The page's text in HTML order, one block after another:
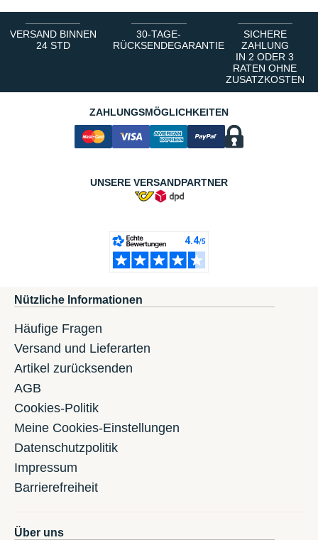
VERSAND BINNEN
24 STD
30-TAGE-
RÜCKSENDEGARANTIE
SICHERE
ZAHLUNG
IN 2 ODER 3
RATEN OHNE
ZUSATZKOSTEN
ZAHLUNGSMÖGLICHKEITEN
UNSERE VERSANDPARTNER
Nützliche Informationen
Häufige Fragen
Versand und Lieferarten
Artikel zurücksenden
AGB
Cookies-Politik
Meine Cookies-Einstellungen
Datenschutzpolitik
Impressum
Barrierefreiheit
Über uns